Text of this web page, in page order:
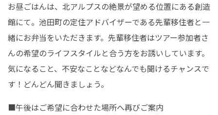
お昼ごはんは、北アルプスの絶景が望める位置にある創造
館にて。池田町の定住アドバイザーである先輩移住者と一
緒にお弁当をいただきます。先輩移住者はツアー参加者さ
んの希望のライフスタイルと合う方をお誘いしています。
気になること、不安なことなどなんでも聞けるチャンスで
す！どんどん聞きましょう。
■午後はご希望に合わせた場所へ再びご案内